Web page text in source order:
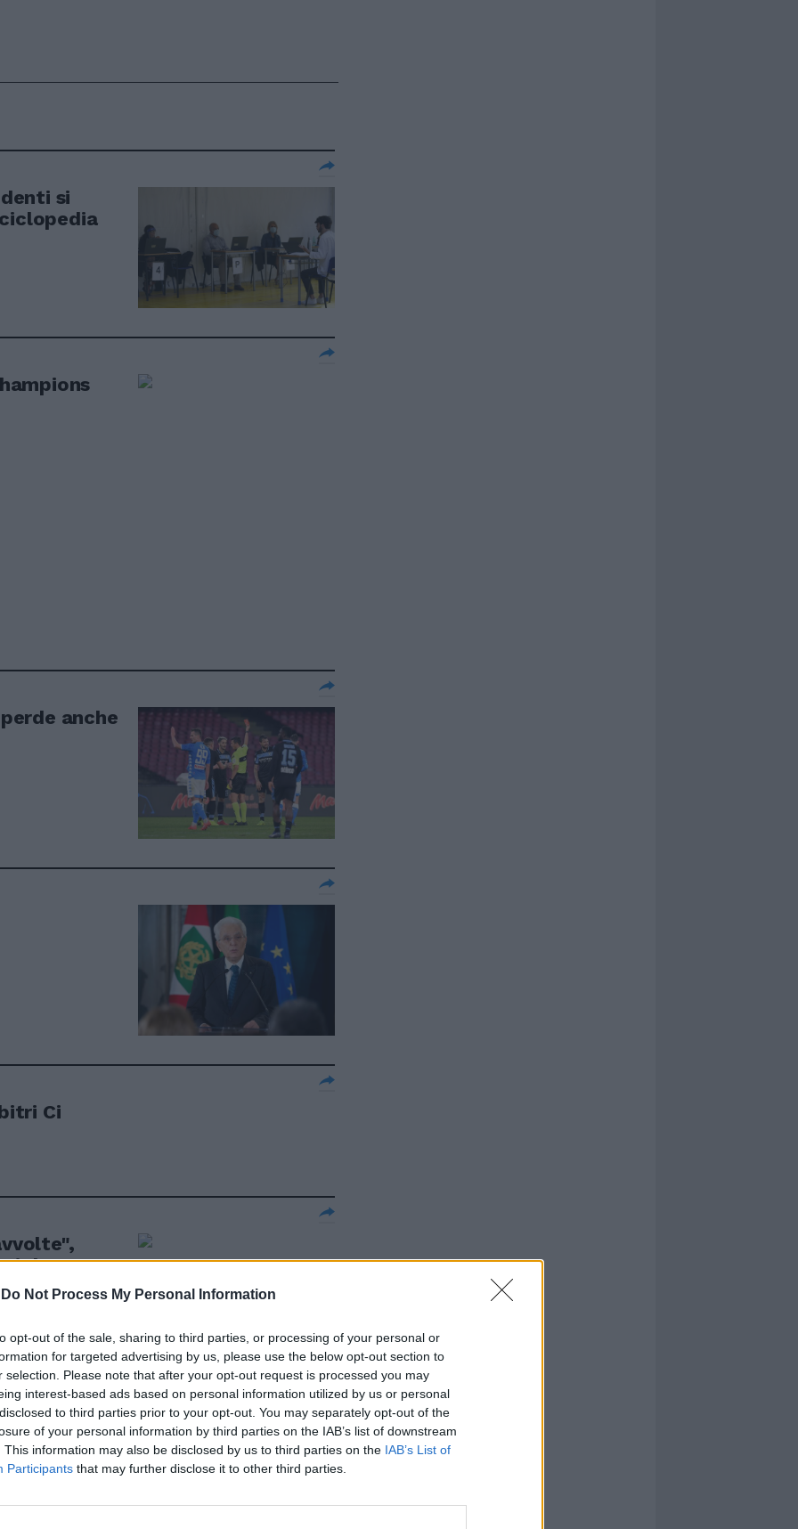
Do Not Process My Personal Information
opt-out of the sale, sharing to third parties, or processing of your personal or
for targeted advertising by us, please use the below opt-out section to
selection. Please note that after your opt-out request is processed you may
interest-based ads based on personal information utilized by us or personal
to third parties prior to your opt-out. You may separately opt-out of the
of your personal information by third parties on the IAB’s list of downstream
This information may also be disclosed by us to third parties on the IAB’s List of
Participants that may further disclose it to other third parties.
si
anche
Ci
da Oscar